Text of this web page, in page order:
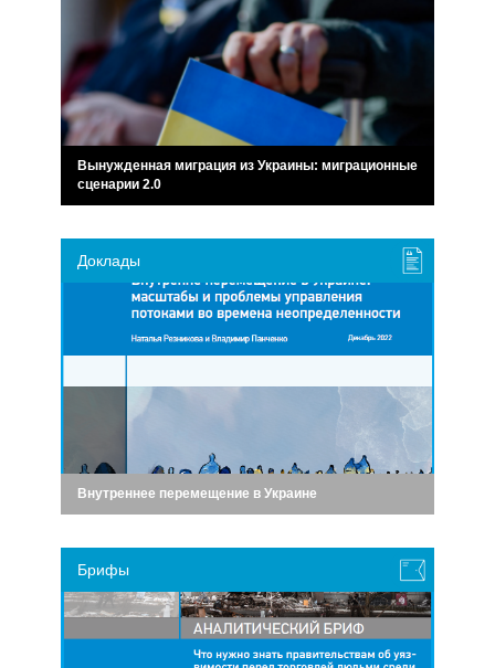
Вынужденная миграция из Украины: миграционные
сценарии 2.0
Доклады
Внутреннее перемещение в Украине
Брифы